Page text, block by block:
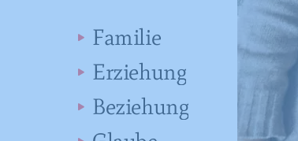
Familie
Erziehung
Beziehung